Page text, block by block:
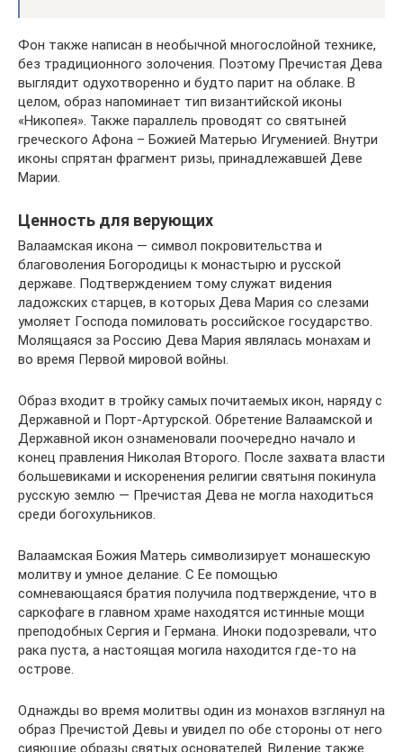
Фон также написан в необычной многослойной технике,
без традиционного золочения. Поэтому Пречистая Дева
выглядит одухотворенно и будто парит на облаке. В
целом, образ напоминает тип византийской иконы
«Никопея». Также параллель проводят со святыней
греческого Афона – Божией Матерью Игуменией. Внутри
иконы спрятан фрагмент ризы, принадлежавшей Деве
Марии.
Ценность для верующих
Валаамская икона — символ покровительства и
благоволения Богородицы к монастырю и русской
державе. Подтверждением тому служат видения
ладожских старцев, в которых Дева Мария со слезами
умоляет Господа помиловать российское государство.
Молящаяся за Россию Дева Мария являлась монахам и
во время Первой мировой войны.
Образ входит в тройку самых почитаемых икон, наряду с
Державной и Порт-Артурской. Обретение Валаамской и
Державной икон ознаменовали поочередно начало и
конец правления Николая Второго. После захвата власти
большевиками и искоренения религии святыня покинула
русскую землю — Пречистая Дева не могла находиться
среди богохульников.
Валаамская Божия Матерь символизирует монашескую
молитву и умное делание. С Ее помощью
сомневающаяся братия получила подтверждение, что в
саркофаге в главном храме находятся истинные мощи
преподобных Сергия и Германа. Иноки подозревали, что
рака пуста, а настоящая могила находится где-то на
острове.
Однажды во время молитвы один из монахов взглянул на
образ Пречистой Девы и увидел по обе стороны от него
сияющие образы святых основателей. Видение также